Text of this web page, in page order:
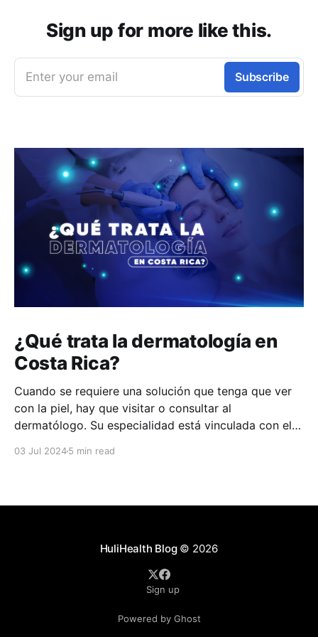
Sign up for more like this.
Enter your email Subscribe
¿Qué trata la dermatología en
Costa Rica?
Cuando se requiere una solución que tenga que ver
con la piel, hay que visitar o consultar al
dermatólogo. Su especialidad está vinculada con el
03 Jul 20245 min read
HuliHealth Blog© 2026
Sign up
Powered by Ghost